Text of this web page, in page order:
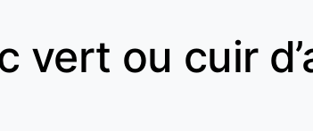
vert ou cuir